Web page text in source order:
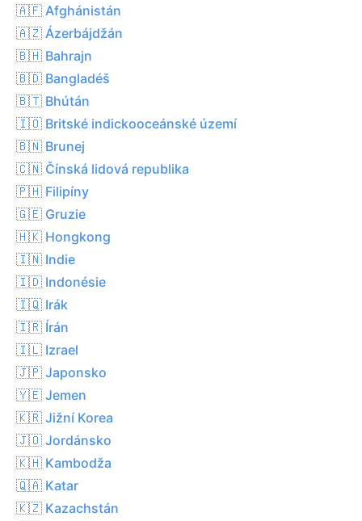
🇦🇫 Afghánistán
🇦🇿 Ázerbájdžán
🇧🇭 Bahrajn
🇧🇩 Bangladéš
🇧🇹 Bhútán
🇮🇴 Britské indickooceánské území
🇧🇳 Brunej
🇨🇳 Čínská lidová republika
🇵🇭 Filipíny
🇬🇪 Gruzie
🇭🇰 Hongkong
🇮🇳 Indie
🇮🇩 Indonésie
🇮🇶 Irák
🇮🇷 Írán
🇮🇱 Izrael
🇯🇵 Japonsko
🇾🇪 Jemen
🇰🇷 Jižní Korea
🇯🇴 Jordánsko
🇰🇭 Kambodža
🇶🇦 Katar
🇰🇿 Kazachstán